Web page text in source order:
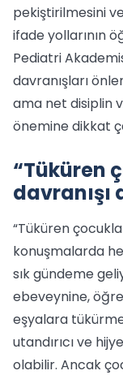
pekiştirilmesini
ifade yollarının
Pediatri
davranışları
ama net disiplin
önemine dikkat
“Tüküren
“Tüküren
konuşmalarda
sık gündeme
ebeveynine,
eşyalara
utandırıcı ve
olabilir. Ancak